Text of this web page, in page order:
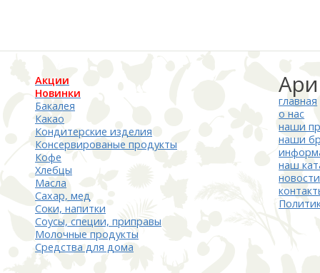
Акции
Новинки
Бакалея
Какао
Кондитерские изделия
Консервированые продукты
Кофе
Хлебцы
Масла
Сахар, мед
Соки, напитки
Соусы, специи, приправы
Молочные продукты
Средства для дома
главная
о нас
наши
наши
наш
новости